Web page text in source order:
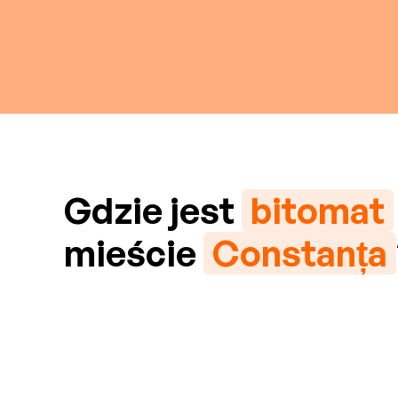
Gdzie jest bitomat
mieście Constanța